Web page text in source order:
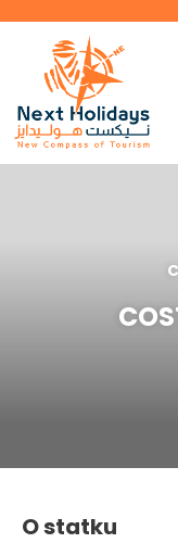
O statku